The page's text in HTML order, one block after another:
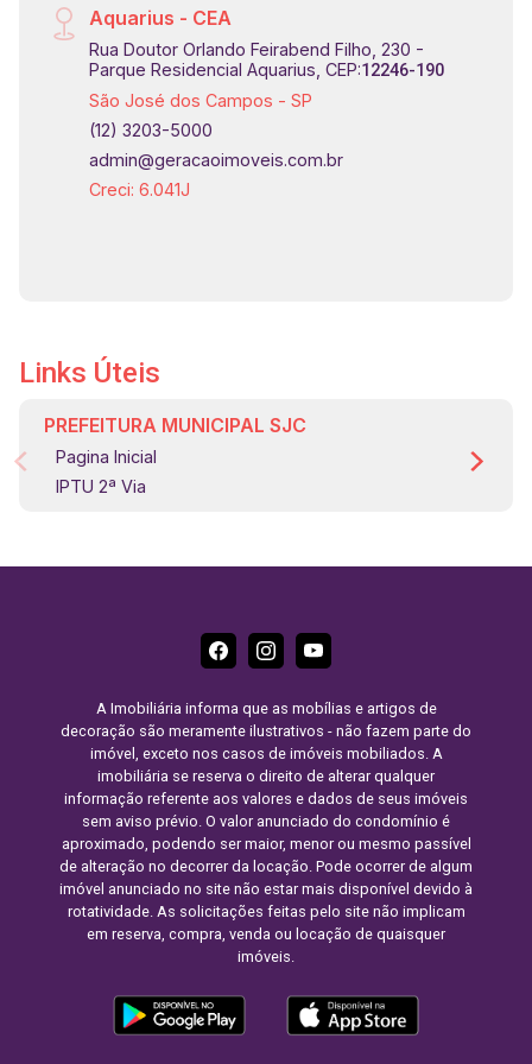
Aquarius - CEA
Rua Doutor Orlando Feirabend Filho, 230 -
Parque Residencial Aquarius, CEP:12246-190
São José dos Campos - SP
(12) 3203-5000
admin@geracaoimoveis.com.br
Creci: 6.041J
Links Úteis
PREFEITURA MUNICIPAL SJC
Pagina Inicial
IPTU 2ª Via
A Imobiliária informa que as mobílias e artigos de
decoração são meramente ilustrativos - não fazem parte do
imóvel, exceto nos casos de imóveis mobiliados. A
imobiliária se reserva o direito de alterar qualquer
informação referente aos valores e dados de seus imóveis
sem aviso prévio. O valor anunciado do condomínio é
aproximado, podendo ser maior, menor ou mesmo passível
de alteração no decorrer da locação. Pode ocorrer de algum
imóvel anunciado no site não estar mais disponível devido à
rotatividade. As solicitações feitas pelo site não implicam
em reserva, compra, venda ou locação de quaisquer
imóveis.